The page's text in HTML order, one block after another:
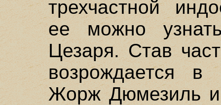
трехчастной
ее можно
Цезаря. Став
возрождается в
Жорж Дюмезиль